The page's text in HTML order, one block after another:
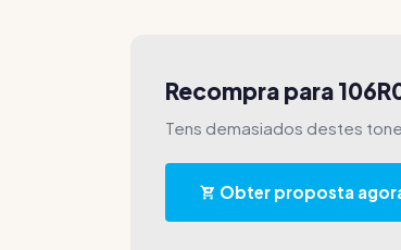
Recompra para
Tens demasiados destes
Obter proposta